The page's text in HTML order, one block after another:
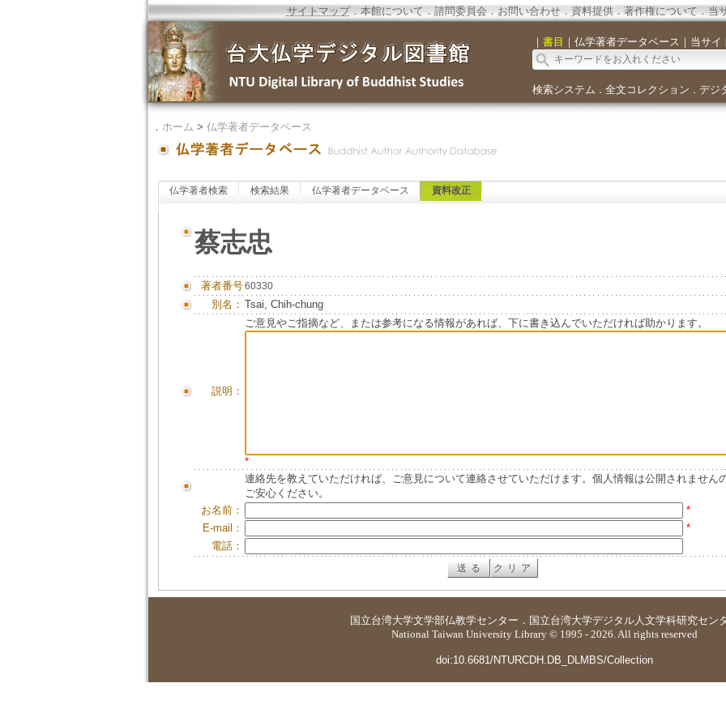
サイトマップ．本館について．諮問委員会． お問い合わせ． 資料提供．著作権について．当
｜ 書目 ｜ 仏学著者データベース ｜ 当サイ
検索システム ． 全文コレクション ． デジ
． ホーム > 仏学著者データベース
仏学著者検索 検索結果 仏学著者データベース 資料改正
蔡志忠
著者番号60330
別名： Tsai, Chih-chung
説明：
ご意見やご指摘など、または参考になる情報があれば、下に書き込んでいただければ助かります。
*
連絡先を教えていただければ、ご意見について連絡させていただけます。個人情報は公開されません
ご安心ください。
お名前：
*
E-mail：
*
電話：
国立台湾大学文学部仏教学センター ． 国立台湾大学デジタル人文学科研究セン
National Taiwan University Library © 1995 - 2026. All rights reserved
doi:10.6681/NTURCDH.DB_DLMBS/Collection